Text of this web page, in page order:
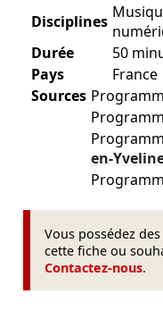
Disciplines
Durée
50
Pays
France
Sources
en-
Vous possédez
cette fiche ou
Contactez-nous.